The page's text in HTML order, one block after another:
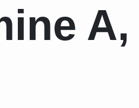
A,